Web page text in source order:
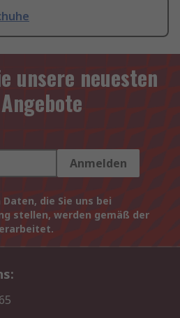
unsere neuesten
Anmelden
die Sie uns bei
stellen, werden gemäß der